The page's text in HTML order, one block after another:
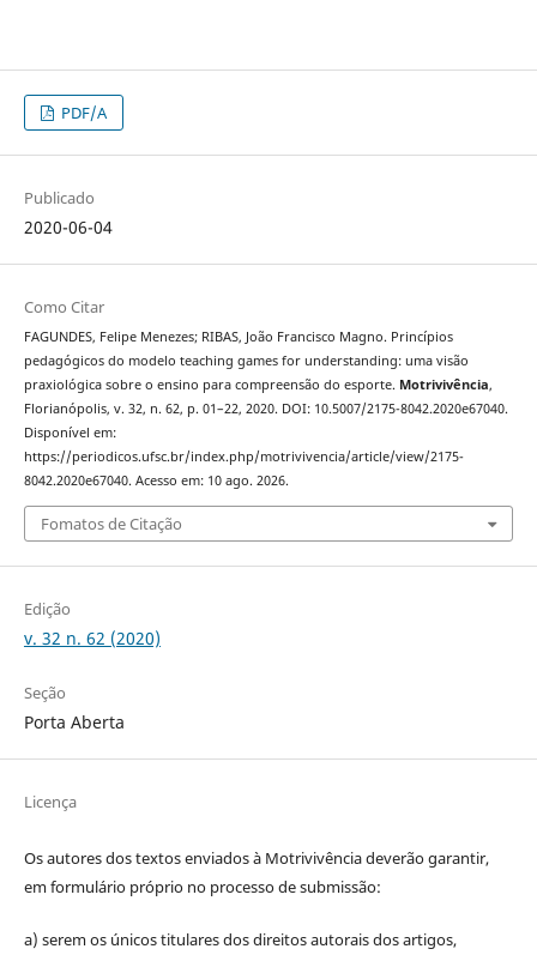
PDF/A
Publicado
2020-06-04
Como Citar
FAGUNDES, Felipe Menezes; RIBAS, João Francisco Magno. Princípios
pedagógicos do modelo teaching games for understanding: uma visão
praxiológica sobre o ensino para compreensão do esporte. Motrivivência,
Florianópolis, v. 32, n. 62, p. 01–22, 2020. DOI: 10.5007/2175-8042.2020e67040.
Disponível em:
https://periodicos.ufsc.br/index.php/motrivivencia/article/view/2175-
8042.2020e67040. Acesso em: 10 ago. 2026.
Fomatos de Citação
Edição
v. 32 n. 62 (2020)
Seção
Porta Aberta
Licença
Os autores dos textos enviados à Motrivivência deverão garantir,
em formulário próprio no processo de submissão:
a) serem os únicos titulares dos direitos autorais dos artigos,